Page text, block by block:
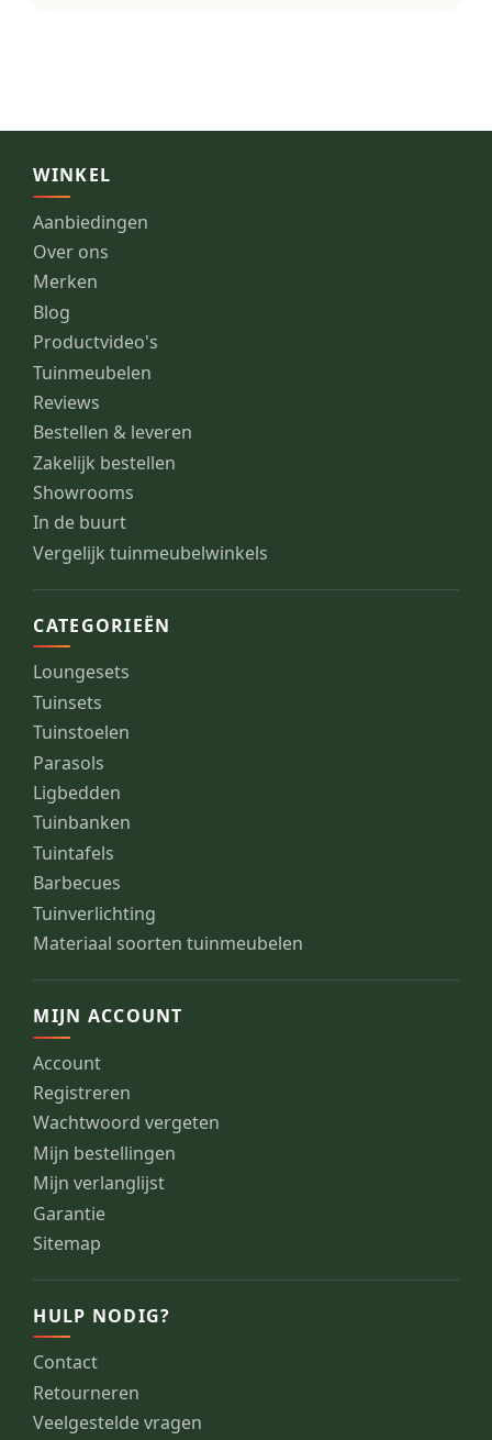
WINKEL
Aanbiedingen
Over ons
Merken
Blog
Productvideo's
Tuinmeubelen
Reviews
Bestellen & leveren
Zakelijk bestellen
Showrooms
In de buurt
Vergelijk tuinmeubelwinkels
CATEGORIEËN
Loungesets
Tuinsets
Tuinstoelen
Parasols
Ligbedden
Tuinbanken
Tuintafels
Barbecues
Tuinverlichting
Materiaal soorten tuinmeubelen
MIJN ACCOUNT
Account
Registreren
Wachtwoord vergeten
Mijn bestellingen
Mijn verlanglijst
Garantie
Sitemap
HULP NODIG?
Contact
Retourneren
Veelgestelde vragen